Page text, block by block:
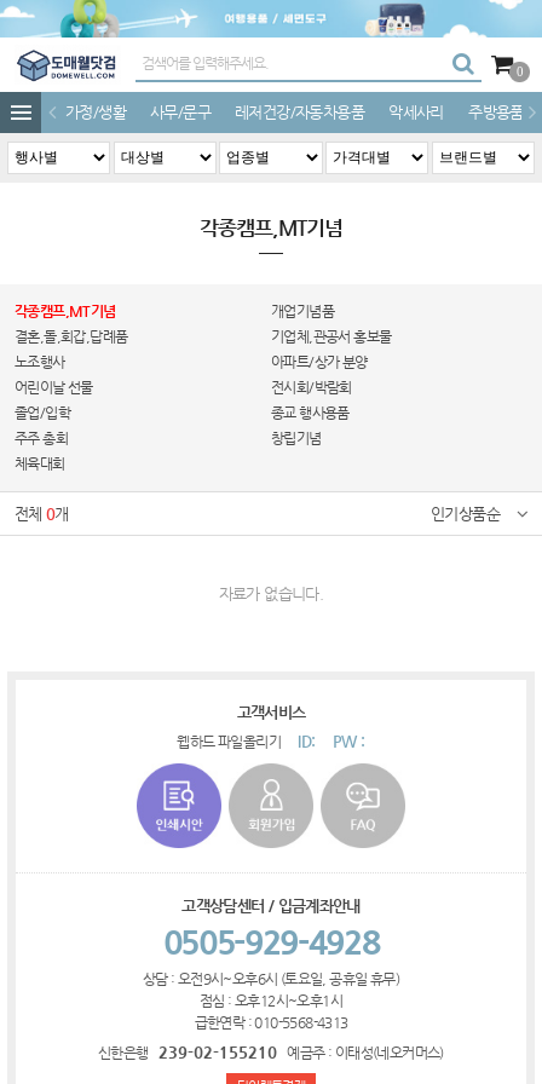
0
가정/생활 사무/문구 레저건강/자동차용품 악세사리 주방용품
각종캠프,MT기념
각종캠프,MT기념
개업기념품
결혼,돌,회갑,답례품
기업체,관공서 홍보물
노조행사
아파트/상가 분양
어린이날 선물
전시회/박람회
졸업/입학
종교 행사용품
주주 총회
창립기념
체육대회
전체0개 인기상품순
자료가 없습니다.
고객서비스
웹하드 파일올리기 ID: PW :
고객상담센터 / 입금계좌안내
0505-929-4928
상담 : 오전9시~오후6시 (토요일, 공휴일 휴무)
점심 : 오후12시~오후1시
급한연락 : 010-5568-4313
신한은행
239-02-155210 예금주 : 이태성(네오커머스)